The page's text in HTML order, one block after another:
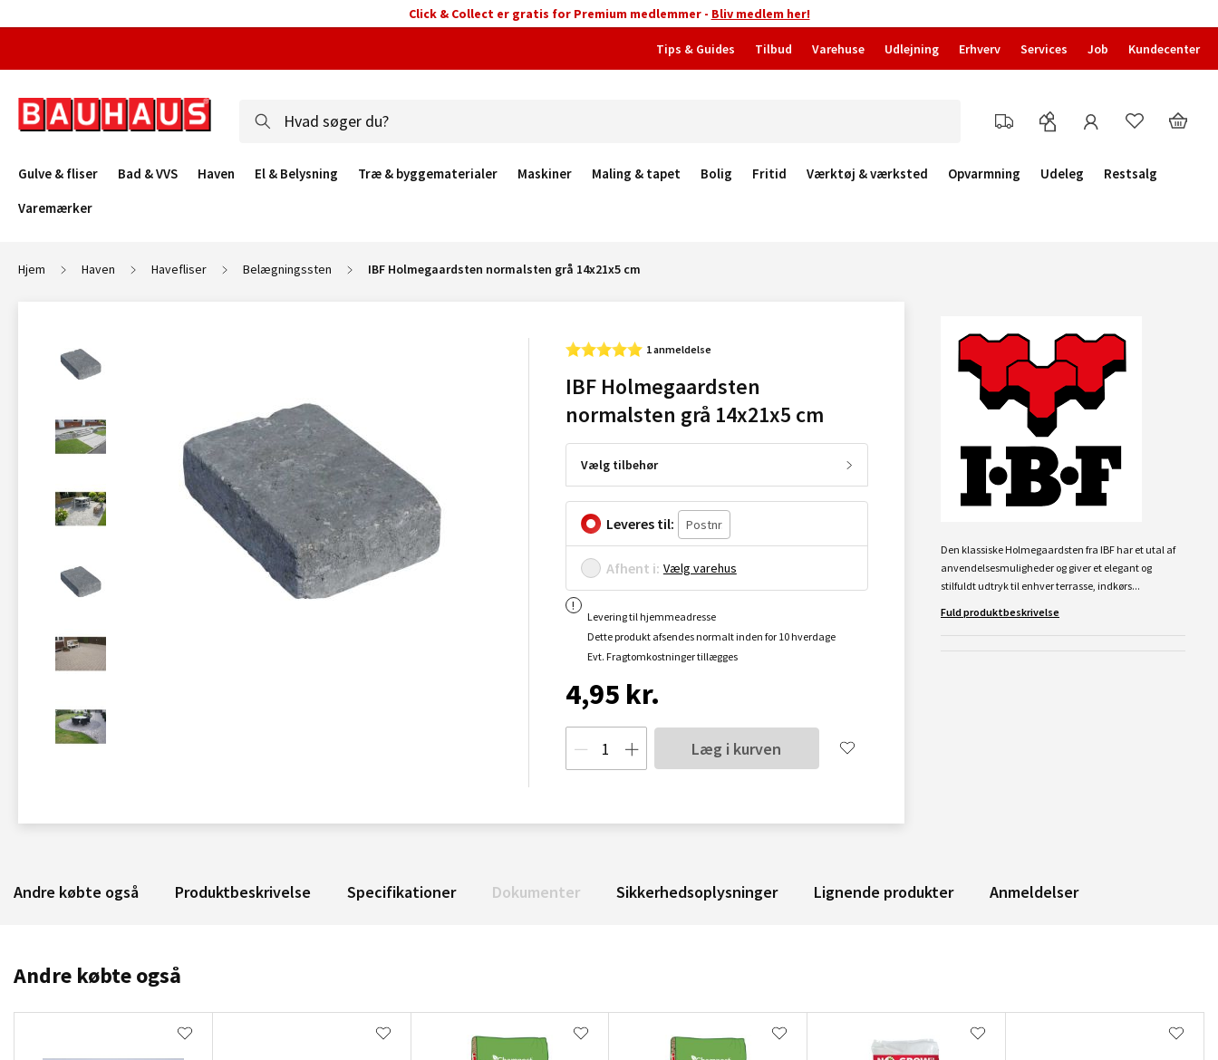
Click & Collect er gratis for Premium medlemmer - Bliv medlem her!
Tips & Guides Tilbud Varehuse Udlejning Erhverv Services Job Kundecenter
Gulve & fliser Bad & VVS Haven El & Belysning Træ & byggematerialer Maskiner Maling & tapet Bolig Fritid Værktøj & værksted Opvarmning Udeleg
Restsalg
Varemærker
Hjem Haven Havefliser Belægningssten IBF Holmegaardsten normalsten grå 14x21x5 cm
1 anmeldelse
IBF Holmegaardsten
normalsten grå 14x21x5 cm
Vælg tilbehør
Leveres til:
Afhent i: Vælg varehus
Levering til hjemmeadresse
Dette produkt afsendes normalt inden for 10 hverdage
Evt. Fragtomkostninger tillægges
4,95 kr.
Læg i kurven
Den klassiske Holmegaardsten fra IBF har et utal af
anvendelsesmuligheder og giver et elegant og
stilfuldt udtryk til enhver terrasse, indkørs...
Fuld produktbeskrivelse
Andre købte også Produktbeskrivelse Specifikationer Dokumenter Sikkerhedsoplysninger Lignende produkter Anmeldelser
Andre købte også